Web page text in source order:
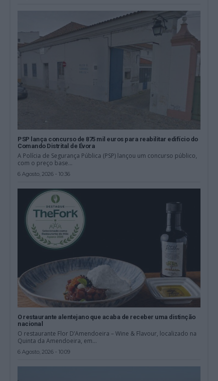
PSP lança concurso de 875 mil euros para reabilitar edifício do
Comando Distrital de Évora
A Polícia de Segurança Pública (PSP) lançou um concurso público,
com o preço base...
6 Agosto, 2026 - 10:36
O restaurante alentejano que acaba de receber uma distinção
nacional
O restaurante Flor D’Amendoeira – Wine & Flavour, localizado na
Quinta da Amendoeira, em...
6 Agosto, 2026 - 10:09